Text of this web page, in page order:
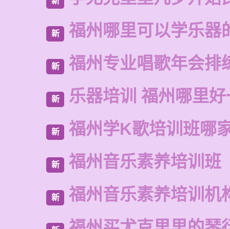
新 福州哪里可以学乐器
新 福州专业唱歌年会排
新 乐器培训 福州哪里
新 福州学K歌培训班哪
新 福州音乐素养培训班
新 福州音乐素养培训机